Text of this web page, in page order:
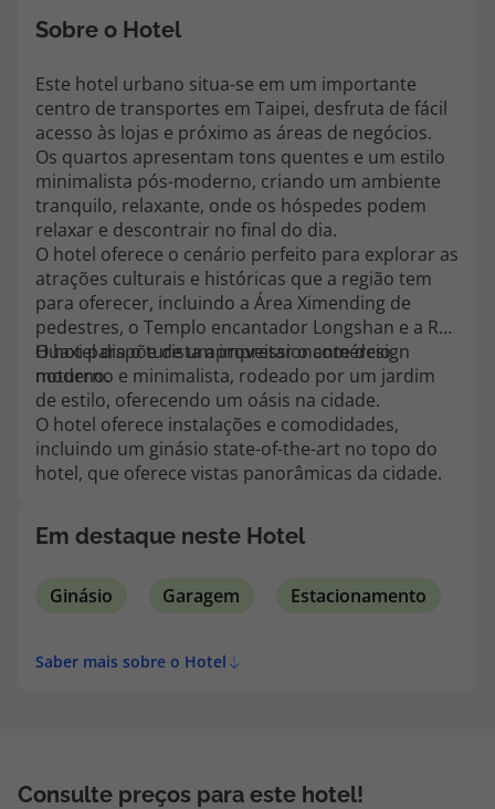
Apoio ao cliente no Estrangeiro
Custo de uma chamada para a rede fixa nacional.
A sua agência de viagens Top Atlântico tem a preocupação de estar
sempre mais perto de si, para maior comodidade e total facilidade
na marcação das suas viagens, tem ainda ao seu dispor o nosso call
center a funcionar todos os dias úteis das 10:00 às 20:00 e Sábado
das 10:00 às 14:00.
topatlantico@topatlantico.com
Sobre o Hotel
Este hotel urbano situa-se em um importante
centro de transportes em Taipei, desfruta de fácil
acesso às lojas e próximo as áreas de negócios.
Os quartos apresentam tons quentes e um estilo
minimalista pós-moderno, criando um ambiente
tranquilo, relaxante, onde os hóspedes podem
relaxar e descontrair no final do dia.
O hotel oferece o cenário perfeito para explorar as
atrações culturais e históricas que a região tem
para oferecer, incluindo a Área Ximending de
pedestres, o Templo encantador Longshan e a Rua
Huaxi para o turista aproveitar o comércio
noturno.
O hotel dispõe de um impressionante design
moderno e minimalista, rodeado por um jardim
de estilo, oferecendo um oásis na cidade.
O hotel oferece instalações e comodidades,
incluindo um ginásio state-of-the-art no topo do
hotel, que oferece vistas panorâmicas da cidade.
Em destaque neste Hotel
Ginásio Garagem Estacionamento
Saber mais sobre o Hotel
Consulte preços para este hotel!